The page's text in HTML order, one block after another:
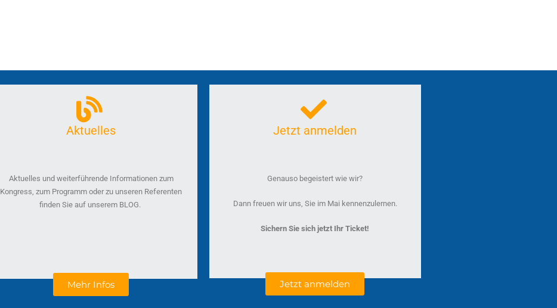
Aktuelles
Aktuelles und weiterführende Informationen zum
Kongress, zum Programm oder zu unseren Referenten
finden Sie auf unserem BLOG.
Mehr Infos
Jetzt anmelden
Genauso begeistert wie wir?
Dann freuen wir uns, Sie im Mai kennenzulernen.
Sichern Sie sich jetzt Ihr Ticket!
Jetzt anmelden